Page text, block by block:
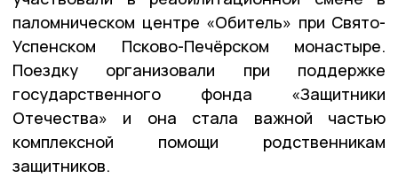
паломническом центре «Обитель» при Свято-
Успенском Псково-Печёрском монастыре.
Поездку организовали при поддержке
государственного фонда «Защитники
Отечества» и она стала важной частью
комплексной помощи родственникам
защитников.